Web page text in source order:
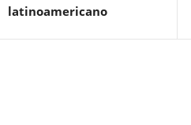
latinoamericano